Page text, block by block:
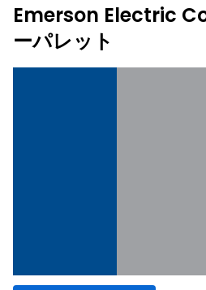
Emerson Electric
ーパレット